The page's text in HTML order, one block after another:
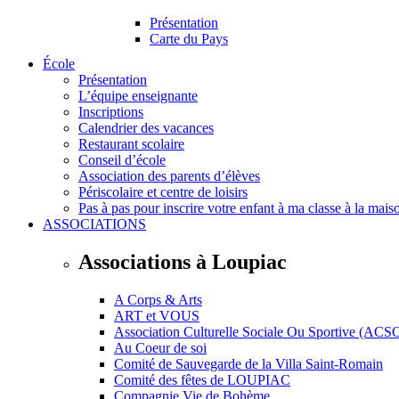
Présentation
Carte du Pays
École
Présentation
L’équipe enseignante
Inscriptions
Calendrier des vacances
Restaurant scolaire
Conseil d’école
Association des parents d’élèves
Périscolaire et centre de loisirs
Pas à pas pour inscrire votre enfant à ma classe à la
ASSOCIATIONS
Associations à Loupiac
A Corps & Arts
ART et VOUS
Association Culturelle Sociale Ou Sportive
Au Coeur de soi
Comité de Sauvegarde de la Villa Saint-Romain
Comité des fêtes de LOUPIAC